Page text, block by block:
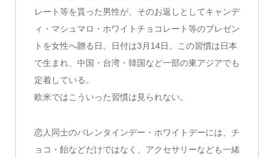
レート等を貰った男性が、そのお返しとしてキャンデ
ィ・マシュマロ・ホワイトチョコレート等のプレゼン
トを女性へ贈る日。日付は3月14日。この習慣は日本
で生まれ、中国・台湾・韓国など一部の東アジアでも
定着している。
欧米ではこういった習慣は見られない。
恋人同士のバレンタインデー・ホワイトデーには、チ
ョコ・飴などだけではなく、アクセサリーなども一緒